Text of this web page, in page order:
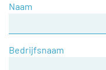
Naam
Bedrijfsnaam